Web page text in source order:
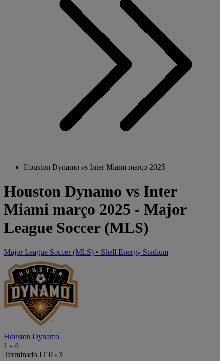
Houston Dynamo vs Inter Miami março 2025
Houston Dynamo vs Inter
Miami março 2025 - Major
League Soccer (MLS)
Major League Soccer (MLS) • Shell Energy Stadium
Houston Dynamo
1 - 4
Terminado IT 0 - 3